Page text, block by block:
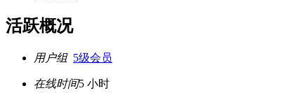
活跃概况
用户组 5级会员
在线时间5 小时